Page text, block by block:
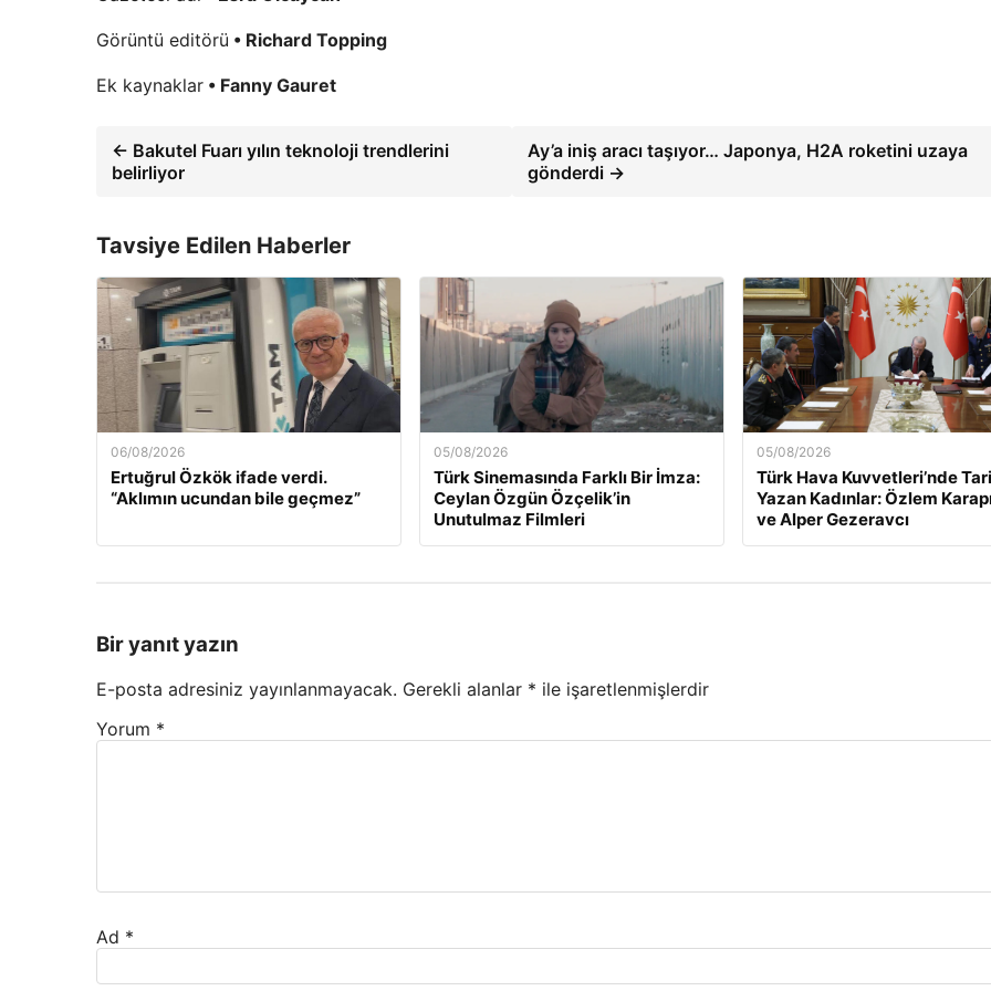
Görüntü editörü • Richard Topping
Ek kaynaklar • Fanny Gauret
← Bakutel Fuarı yılın teknoloji trendlerini
belirliyor
Ay’a iniş aracı taşıyor… Japonya, H2A roketini uzaya
gönderdi →
Tavsiye Edilen Haberler
06/08/2026
Ertuğrul Özkök ifade verdi.
“Aklımın ucundan bile geçmez”
05/08/2026
Türk Sinemasında Farklı Bir İmza:
Ceylan Özgün Özçelik’in
Unutulmaz Filmleri
05/08/2026
Türk Hava Kuvvetleri’nde
Yazan Kadınlar: Özlem
ve Alper Gezeravcı
Bir yanıt yazın
E-posta adresiniz yayınlanmayacak. Gerekli alanlar * ile işaretlenmişlerdir
Yorum *
Ad *